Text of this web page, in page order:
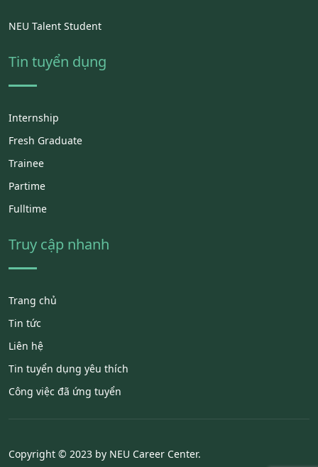
NEU Talent Student
Tin tuyển dụng
Internship
Fresh Graduate
Trainee
Partime
Fulltime
Truy cập nhanh
Trang chủ
Tin tức
Liên hệ
Tin tuyển dụng yêu thích
Công việc đã ứng tuyển
Copyright © 2023 by NEU Career Center.